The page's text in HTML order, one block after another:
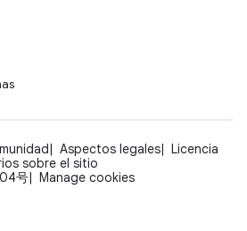
Aspectos legales
Licencia
sobre el sitio
号
Manage cookies